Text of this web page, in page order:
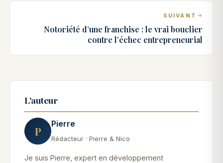
SUIVANT
Notoriété d’une franchise : le vrai bouclier
contre l’échec entrepreneurial
L'auteur
P
Pierre
Rédacteur · Pierre & Nico
Je suis Pierre, expert en développement